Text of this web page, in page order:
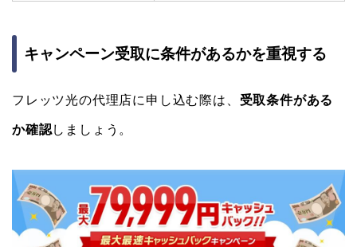
キャンペーン受取に条件があるかを重視する
フレッツ光の代理店に申し込む際は、 受取条件がある
か確認しましょう。